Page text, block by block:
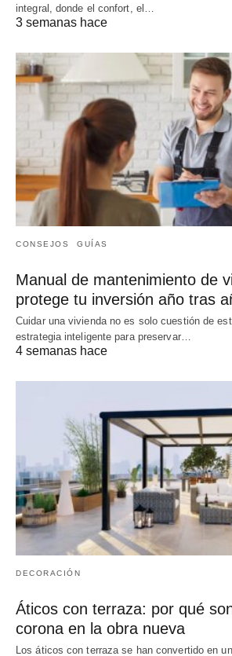
integral, donde el confort, el…
3 semanas hace
CONSEJOS GUÍAS
Manual de mantenimiento de
protege tu inversión año tras
Cuidar una vivienda no es solo cuestión de
estrategia inteligente para preservar…
4 semanas hace
DECORACIÓN
Áticos con terraza: por qué
corona en la obra nueva
Los áticos con terraza se han convertido en